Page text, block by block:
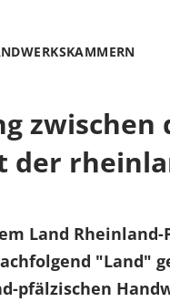
der
Land
"Land"
pfälzischen